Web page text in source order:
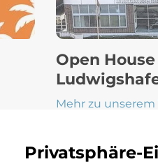
Privatsphäre-
Open
Mehr zu unserem